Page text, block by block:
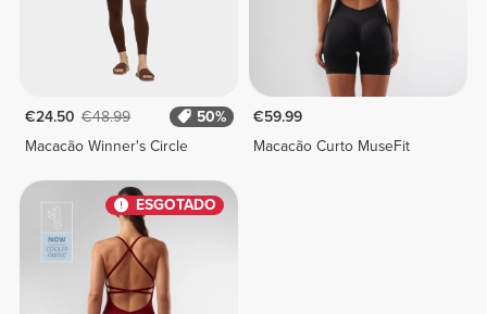
€24.50 €48.99
50%
Macacão Winner's Circle
€59.99
Macacão Curto MuseFit
ESGOTADO